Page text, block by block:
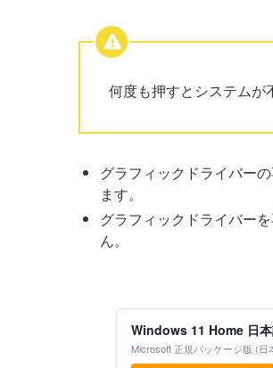
何度も押すとシステムが
グラフィックドライバー
ます。
グラフィックドライバー
ん。
Windows 11 Home 日
Microsoft 正規パッケージ版 (日